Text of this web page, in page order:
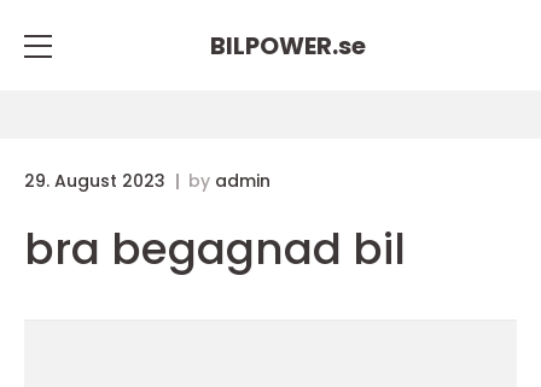
BILPOWER.se
29. August 2023 by admin
bra begagnad bil